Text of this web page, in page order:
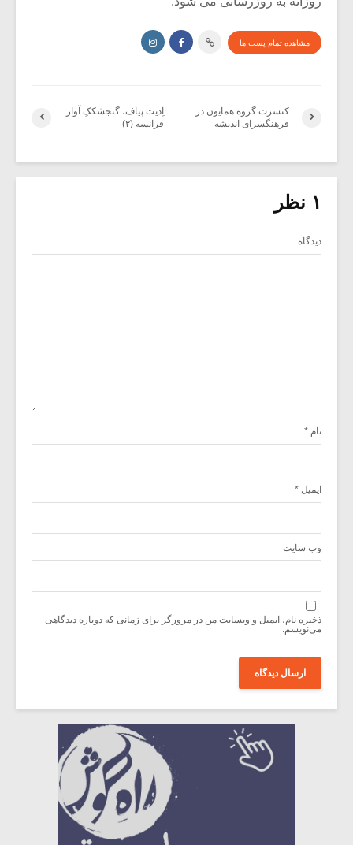
مشاهده تمام پست ها
اِدیت پیاف، گنجشککِ آواز
فرانسه (۲)
کنسرت گروه همایون در
فرهنگسرای اندیشه
۱ نظر
دیدگاه
نام *
ایمیل *
وب‌ سایت
ذخیره نام، ایمیل و وبسایت من در مرورگر برای زمانی که دوباره دیدگاهی
می‌نویسم.